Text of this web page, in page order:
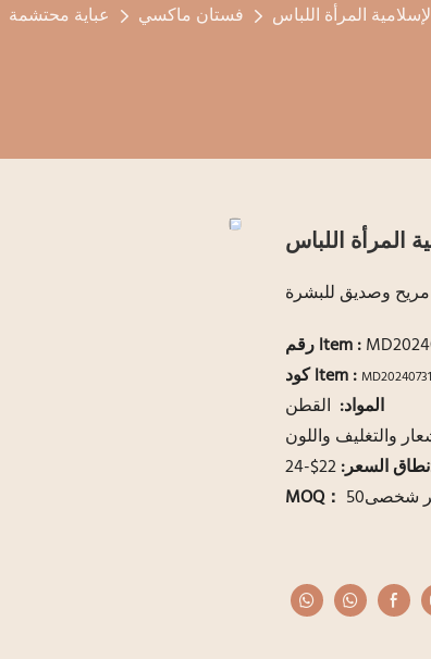
عباية محتشمة فستان ماكسي المرأة اللباس
المرأة اللباس
وصديق للبشرة
رقم ltem:
كود ltem :
المواد: القطن
والتغليف واللون
نطاق السعر:
MOQ：
شخصى50